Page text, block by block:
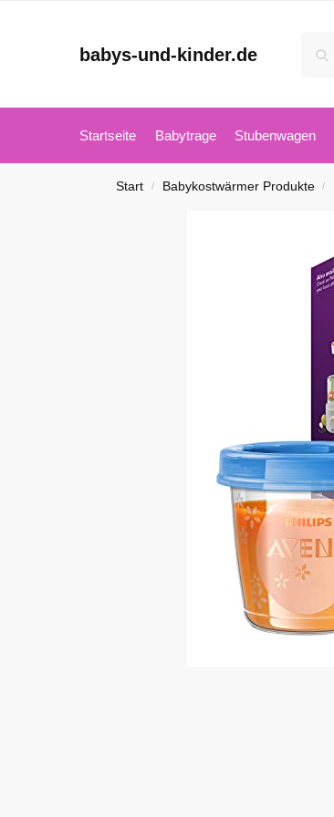
babys-und-kinder.de
Startseite Babytrage Stubenwagen
Start / Babykostwärmer Produkte /